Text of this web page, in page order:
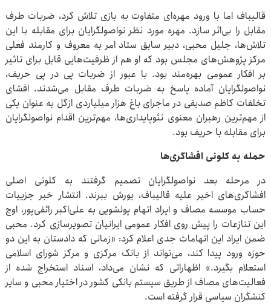
قالیباف اما با ورود مهره‌ای متفاوت به بازی تلاش کرد، ضربات طرف
مقابل را بی‌اثر سازد. مهره مورد نظر نواصولگرایان برای مقابله با این
تلاش‌ها، جلیل محبی، دبیر سابق ستاد امر به معروف و کارمند فعلی
مرکز پژوهش‌های مجلس بود که او هم از ظرفیت‌هایی قابل برای تاثیر
بر افکار عمومی بهره‌مند بود. با عبور از ضربات پی در پی حریف،
نواصولگرایان آماده پاسخ به ضربات طرف مقابل می‌شدند. افشای
تخلفات کاظم صدیقی در ماجرای باغ هزار میلیاردی ازگل به عنوان یکی
از مهم‌ترین رهبران معنوی نئوپایداری‌ها، مهم‌ترین اقدام نواصولگرایان
برای مقابله با حریف بود.
حمله به کلونی افشاگری‌ها
در مرحله بعد نواصولگرایان تصمیم گرفتند به کلونی اصلی
افشاگری‌های اخیر علیه قالیباف، یورش ببرند. انتشار خبر جزییات
حساب موسسه مصاف و ایراد اتهام پولشویی به علی‌اکبر رائفی‌پور، اوج
این تنازعات را پیش روی افکار عمومی ایرانیان تصویرسازی کرد. محبی
ضمن ایراد این اتهامات جدی اعلام کرد: «زمانی که دادستان به این دو
حوزه ورود پیدا کند، می‌تواند از بانک مرکزی و مرکز شورای اسلامی
استعلام بگیرد.» اظهاراتی که نشان می‌داد، اسناد استخراج شده از
فعالیت‌های مصاف از طریق سیستم بانکی کشور در اختیار محبی و سایر
کنشگران سیاسی قرار گرفته است.